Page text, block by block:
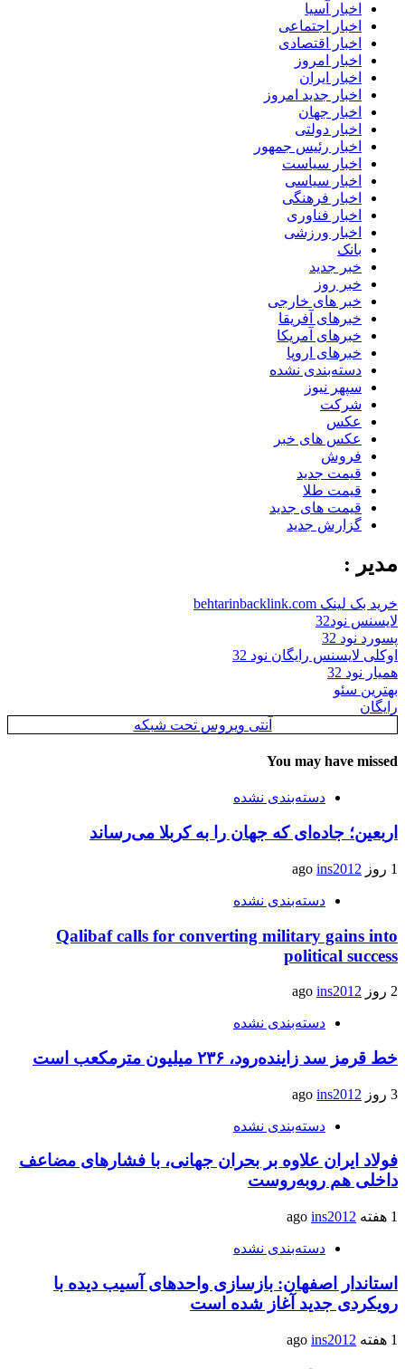
اخبار آسیا
اخبار اجتماعی
اخبار اقتصادی
اخبار امروز
اخبار ایران
اخبار جدید امروز
اخبار جهان
اخبار دولتی
اخبار رئیس جمهور
اخبار سیاست
اخبار سیاسی
اخبار فرهنگی
اخبار فناوری
اخبار ورزشی
بانک
خبر جدید
خبر روز
خبر های خارجی
خبرهای آفریقا
خبرهای آمریکا
خبرهای اروپا
دسته‌بندی نشده
سپهر نیوز
شرکت
عکس
عکس های خبر
فروش
قیمت جدید
قیمت طلا
قیمت های جدید
گزارش جدید
مدیر :
خرید بک لینک behtarinbacklink.com
لایسنس نود32
پسورد نود 32
اوکلی لایسنس رایگان نود 32
همیار نود 32
بهترین سئو
رایگان
آنتی ویروس تحت شبکه
You may have missed
دسته‌بندی نشده
اربعین؛ جاده‌ای که جهان را به کربلا می‌رساند
1 روز ago ins2012
دسته‌بندی نشده
Qalibaf calls for converting military gains into
political success
2 روز ago ins2012
دسته‌بندی نشده
خط قرمز سد زاینده‌رود، ۲۳۶ میلیون مترمکعب است
3 روز ago ins2012
دسته‌بندی نشده
فولاد ایران علاوه بر بحران جهانی، با فشارهای مضاعف
داخلی هم روبه‌روست
1 هفته ago ins2012
دسته‌بندی نشده
استاندار اصفهان: بازسازی واحدهای آسیب دیده با
رویکردی جدید آغاز شده است
1 هفته ago ins2012